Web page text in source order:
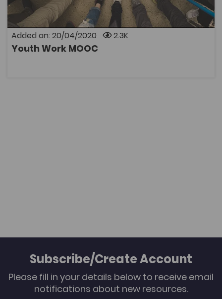
Added on: 20/04/2020 2.3K
Youth Work MOOC
Subscribe/Create Account
Please fill in your details below to receive email
notifications about new resources.